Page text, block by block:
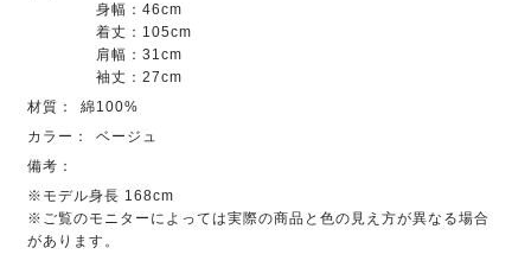
身幅：46cm
着丈：105cm
肩幅：31cm
袖丈：27cm
材質：
綿100%
カラー：
ベージュ
備考：
※モデル身長 168cm
※ご覧のモニターによっては実際の商品と色の見え方が異なる場合
があります。